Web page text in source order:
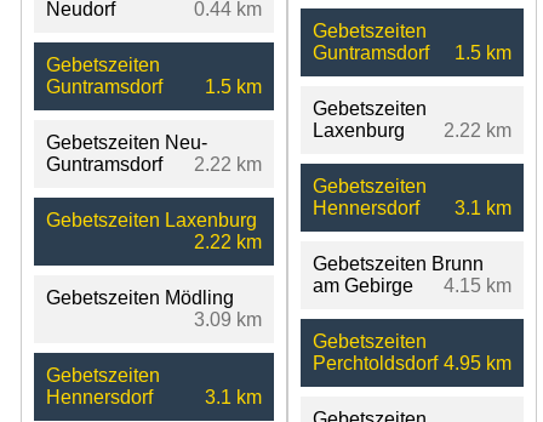
Neudorf
0.44 km
Gebetszeiten
Guntramsdorf
1.5 km
Gebetszeiten Neu-
Guntramsdorf
2.22 km
Gebetszeiten Laxenburg
2.22 km
Gebetszeiten Mödling
3.09 km
Gebetszeiten
Hennersdorf
3.1 km
Gebetszeiten
Guntramsdorf
1.5 km
Gebetszeiten
Laxenburg
2.22 km
Gebetszeiten
Hennersdorf
3.1 km
Gebetszeiten Brunn
am Gebirge
4.15 km
Gebetszeiten
Perchtoldsdorf 4.95 km